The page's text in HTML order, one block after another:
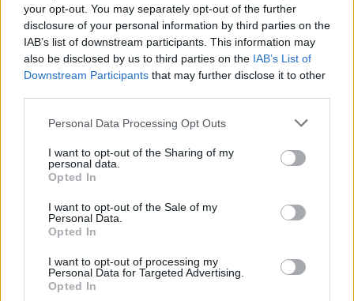
your opt-out. You may separately opt-out of the further
disclosure of your personal information by third parties on the
IAB’s list of downstream participants. This information may
also be disclosed by us to third parties on the IAB’s List of
Downstream Participants that may further disclose it to other
Please note that this website/app uses one or more Google
not limited to your visit or usage behaviour. You may click to
grant or deny consent to Google and its third-party tags to
use your data for below specified purposes in below Google
consent section.
Personal Data Processing Opt Outs
I want to opt-out of the Sharing of my
personal data.
Opted In
I want to opt-out of the Sale of my
Personal Data.
Opted In
I want to opt-out of processing my
Personal Data for Targeted Advertising.
Opted In
Katalin hercegné azt is elmondta, hogy bár kezelés még
hónapokig tart, amikor elég jól érzi magát, részt vesz
gyermekei iskolai életében és otthonról végez munkát.
Nagyon hogy részt vehessen vonulás a Károly király
tiszteletére tartott Troping the Color felon.
Ez a nyílt vallomás ismét rávilágít a hercegné erejére és
elkötelezettségére, amely inspirációként szolgál sokak
számára a nehéz időkben.
Oszd meg ezt a posztot: